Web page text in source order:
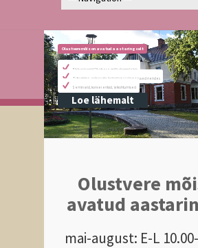
Olustvere mõis on avatud aastaringselt
Ekskursioonid Olustvere mõisakompleksis
Tutvumine erinevate kodadega ja tegevused nendes
Seminarid, konverentsid, ärikohtumised
Loe lähemalt
Olustvere
avatud
mai-august: E-L